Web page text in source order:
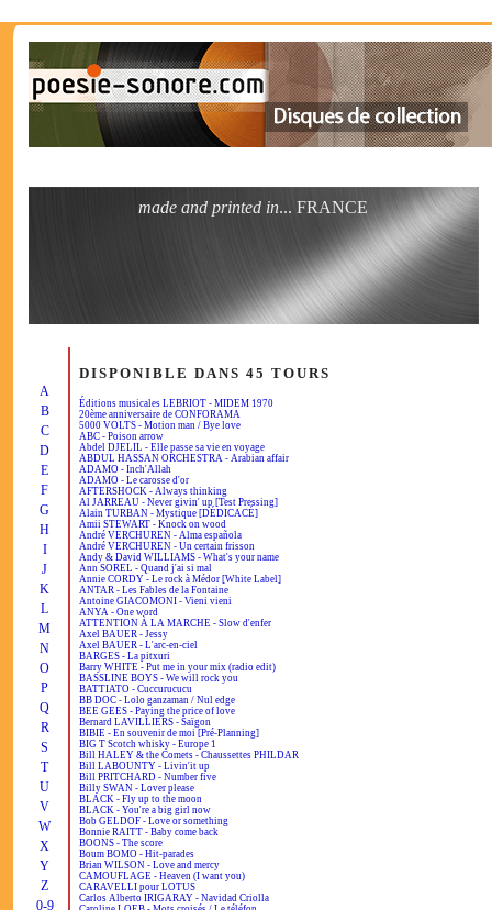
made and printed in... FRANCE
A
B
C
D
E
F
G
H
I
J
K
L
M
N
O
P
Q
R
S
T
U
V
W
X
Y
Z
0-9
DISPONIBLE DANS 45 TOURS
Éditions musicales LEBRIOT - MIDEM 1970
20ème anniversaire de CONFORAMA
5000 VOLTS - Motion man / Bye love
ABC - Poison arrow
Abdel DJELIL - Elle passe sa vie en voyage
ABDUL HASSAN ORCHESTRA - Arabian affair
ADAMO - Inch'Allah
ADAMO - Le carosse d'or
AFTERSHOCK - Always thinking
Al JARREAU - Never givin' up [Test Pressing]
Alain TURBAN - Mystique [DÉDICACÉ]
Amii STEWART - Knock on wood
André VERCHUREN - Alma española
André VERCHUREN - Un certain frisson
Andy & David WILLIAMS - What's your name
Ann SOREL - Quand j'ai si mal
Annie CORDY - Le rock à Médor [White Label]
ANTAR - Les Fables de la Fontaine
Antoine GIACOMONI - Vieni vieni
ANYA - One word
ATTENTION À LA MARCHE - Slow d'enfer
Axel BAUER - Jessy
Axel BAUER - L'arc-en-ciel
BARGES - La pitxuri
Barry WHITE - Put me in your mix (radio edit)
BASSLINE BOYS - We will rock you
BATTIATO - Cuccurucucu
BB DOC - Lolo ganzaman / Nul edge
BEE GEES - Paying the price of love
Bernard LAVILLIERS - Saïgon
BIBIE - En souvenir de moi [Pré-Planning]
BIG T Scotch whisky - Europe 1
Bill HALEY & the Comets - Chaussettes PHILDAR
Bill LABOUNTY - Livin'it up
Bill PRITCHARD - Number five
Billy SWAN - Lover please
BLACK - Fly up to the moon
BLACK - You're a big girl now
Bob GELDOF - Love or something
Bonnie RAITT - Baby come back
BOONS - The score
Boum BOMO - Hit-parades
Brian WILSON - Love and mercy
CAMOUFLAGE - Heaven (I want you)
CARAVELLI pour LOTUS
Carlos Alberto IRIGARAY - Navidad Criolla